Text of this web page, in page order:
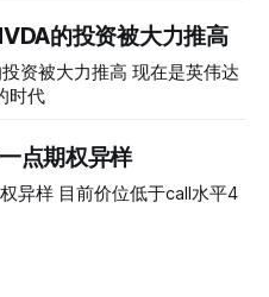
的投资被大力推高
推高 现在是英伟达
时代
点期权异样
call水平4